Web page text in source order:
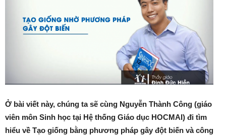
Ở bài viết này, chúng ta sẽ cùng Nguyễn Thành Công (giáo
viên môn Sinh học tại Hệ thống Giáo dục HOCMAI) đi tìm
hiểu về Tạo giống bằng phương pháp gây đột biến và công